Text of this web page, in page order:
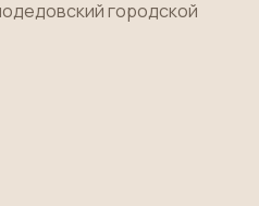
городской